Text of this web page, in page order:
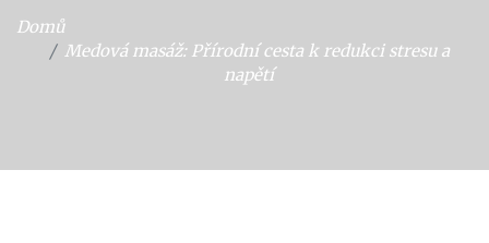
Domů
Medová masáž: Přírodní cesta k redukci stresu a
napětí